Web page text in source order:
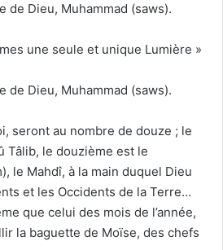
de Dieu, Muhammad (saws).
une seule et unique Lumière »
de Dieu, Muhammad (saws).
seront au nombre de douze ; le
Tâlib, le douzième est le
le Mahdî, à la main duquel Dieu
et les Occidents de la Terre…
que celui des mois de l’année,
la baguette de Moïse, des chefs